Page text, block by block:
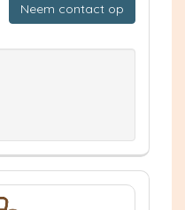
Neem contact op